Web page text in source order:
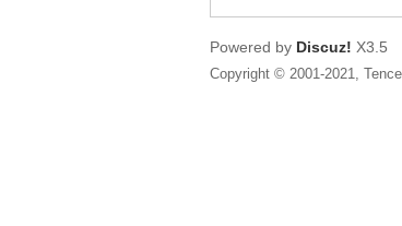
Powered by Discuz! X3.5
Copyright © 2001-2021,